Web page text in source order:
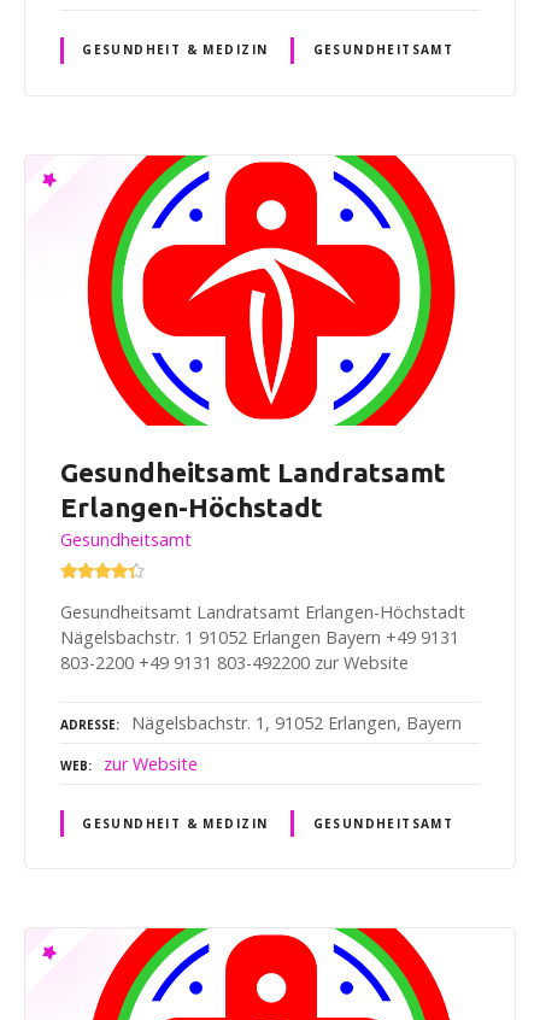
GESUNDHEIT & MEDIZIN GESUNDHEITSAMT
Gesundheitsamt Landratsamt
Erlangen-Höchstadt
Gesundheitsamt
Gesundheitsamt Landratsamt Erlangen-Höchstadt
Nägelsbachstr. 1 91052 Erlangen Bayern +49 9131
803-2200 +49 9131 803-492200 zur Website
ADRESSE Nägelsbachstr. 1, 91052 Erlangen, Bayern
WEB zur Website
GESUNDHEIT & MEDIZIN GESUNDHEITSAMT